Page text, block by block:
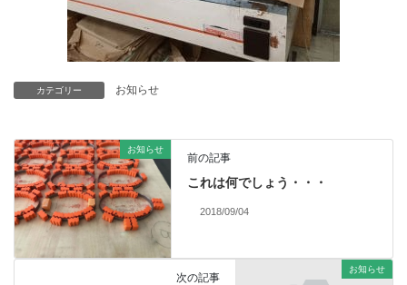
カテゴリー お知らせ
お知らせ
前の記事
これは何でしょう・・・
2018/09/04
お知らせ
次の記事